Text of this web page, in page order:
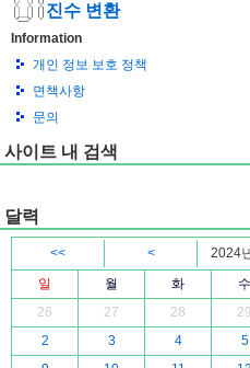
진수 변환
Information
개인 정보 보호 정책
면책사항
문의
사이트 내 검색
달력
<< < 2024
일
월 화 수
26
27 28 29
2
3 4 5